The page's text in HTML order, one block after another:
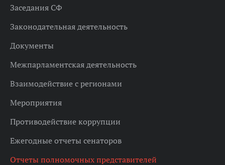
Заседания СФ
Законодательная деятельность
Документы
Межпарламентская деятельность
Взаимодействие с регионами
Мероприятия
Противодействие коррупции
Ежегодные отчеты сенаторов
Отчеты полномочных представителей